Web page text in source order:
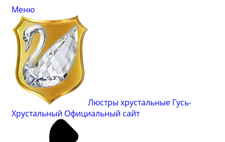
Меню
Люстры хрустальные Гусь-
Хрустальный Официальный сайт